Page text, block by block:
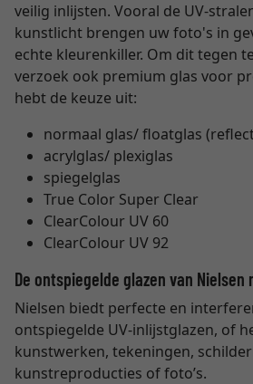
veilig inlijsten. Vooral de UV-
kunstlicht brengen uw foto's in
echte kleurenkiller. Om dit tegen
verzoek ook premium glas voor
hebt de keuze uit:
normaal glas/ floatglas
acrylglas/ plexiglas
spiegelglas
True Color Super Clear
ClearColour UV 60
ClearColour UV 92
De ontspiegelde glazen van Nielsen
Nielsen biedt perfecte en
ontspiegelde UV-inlijstglazen, of
kunstwerken, tekeningen,
kunstreproducties of foto’s.